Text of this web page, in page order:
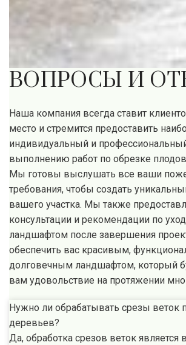
ВОПРОСЫ И
Наша компания всегда ставит
место и стремится предоставить
индивидуальный и
выполнению работ по обрезке
Мы готовы выслушать все ваши
требования, чтобы создать
вашего участка. Мы также
консультации и рекомендации по
ландшафтом после завершения
обеспечить вас красивым,
долговечным ландшафтом, который
вам удовольствие на протяжении
Нужно ли обрабатывать срезы веток
деревьев?
Да, обработка срезов веток